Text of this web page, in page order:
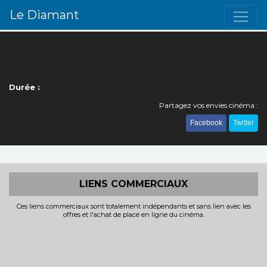
Le Diamant
Durée :
Partagez vos envies cinéma :
Facebook Twitter
LIENS COMMERCIAUX
Ces liens commerciaux sont totalement indépendants et sans lien avec les
offres et l'achat de place en ligne du cinéma.